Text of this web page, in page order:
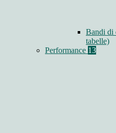
Bandi di
tabelle)
Performance 13